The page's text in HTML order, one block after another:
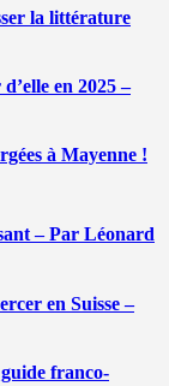
la littérature
en 2025 –
à Mayenne !
– Par Léonard
en Suisse –
franco-